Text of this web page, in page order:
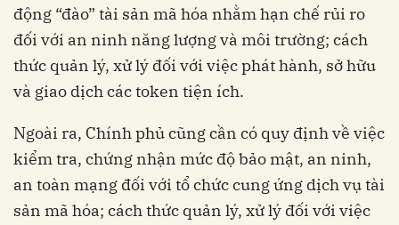
động “đào” tài sản mã hóa nhằm hạn chế rủi ro
đối với an ninh năng lượng và môi trường; cách
thức quản lý, xử lý đối với việc phát hành, sở hữu
và giao dịch các token tiện ích.
Ngoài ra, Chính phủ cũng cần có quy định về việc
kiểm tra, chứng nhận mức độ bảo mật, an ninh,
an toàn mạng đối với tổ chức cung ứng dịch vụ tài
sản mã hóa; cách thức quản lý, xử lý đối với việc